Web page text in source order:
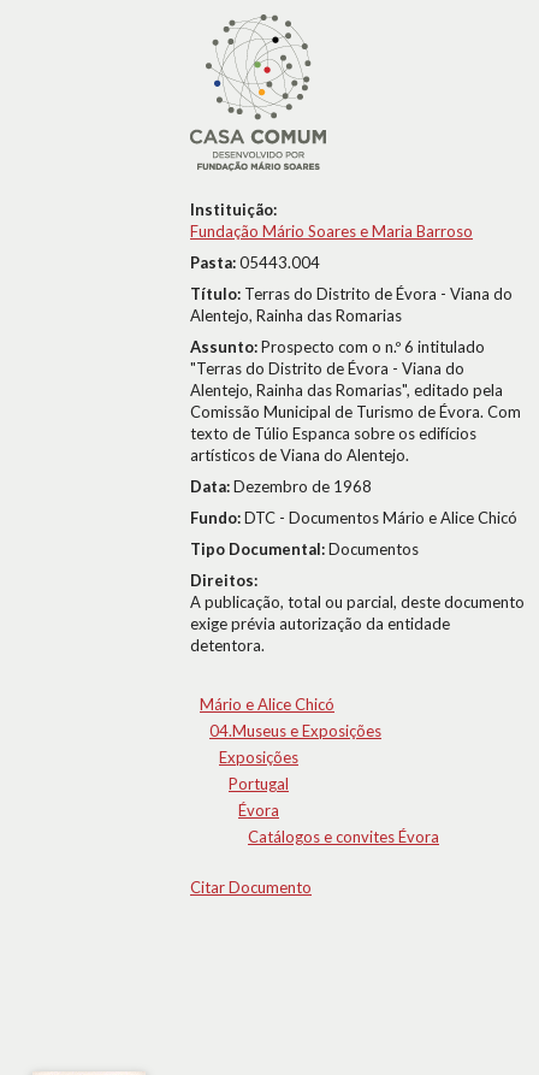
Instituição:
Fundação Mário Soares e Maria Barroso
Pasta:05443.004
Título: Terras do Distrito de Évora - Viana do
Alentejo, Rainha das Romarias
Assunto:Prospecto com o n.º 6 intitulado
"Terras do Distrito de Évora - Viana do
Alentejo, Rainha das Romarias", editado pela
Comissão Municipal de Turismo de Évora. Com
texto de Túlio Espanca sobre os edifícios
artísticos de Viana do Alentejo.
Data:Dezembro de 1968
Fundo:DTC - Documentos Mário e Alice Chicó
Tipo Documental:Documentos
Direitos:
A publicação, total ou parcial, deste documento
exige prévia autorização da entidade
detentora.
Mário e Alice Chicó
04.Museus e Exposições
Exposições
Portugal
Évora
Catálogos e convites Évora
Citar Documento